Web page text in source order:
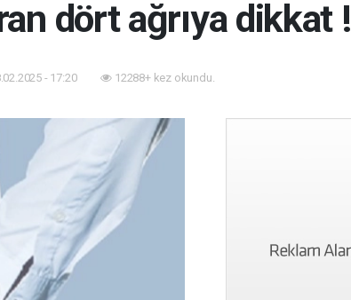
dört ağrıya dikkat !
- 17:20 12288+ kez okundu.